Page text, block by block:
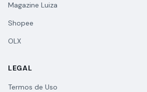
Magazine Luiza
Shopee
OLX
LEGAL
Termos de Uso